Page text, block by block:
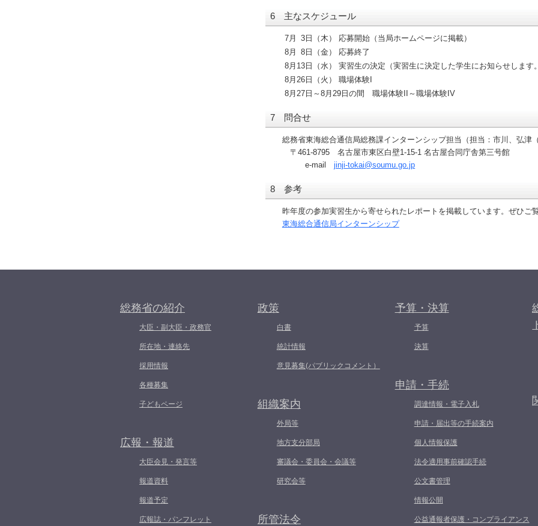
6 主なスケジュール
7月 3日（木） 応募開始（当局ホームページに掲載）
8月 8日（金） 応募終了
8月13日（水） 実習生の決定（実習生に決定した学生にお知らせします
8月26日（火） 職場体験I
8月27日～8月29日の間 職場体験II～職場体験IV
7 問合せ
総務省東海総合通信局総務課インターンシップ担当（担当：市川、弘津
〒461-8795 名古屋市東区白壁1-15-1 名古屋合同庁舎第三号館
e-mailjinji-tokai@soumu.go.jp
8 参考
昨年度の参加実習生から寄せられたレポートを掲載しています。ぜひご
東海総合通信局インターンシップ
総務省の紹介
大臣・副大臣・政務官
所在地・連絡先
採用情報
各種募集
子どもページ
広報・報道
大臣会見・発言等
報道資料
報道予定
広報誌・パンフレット
政策
白書
統計情報
意見募集(パブリックコメント）
組織案内
外局等
地方支分部局
審議会・委員会・会議等
研究会等
所管法令
予算・決算
予算
決算
申請・手続
調達情報・電子入札
申請・届出等の手続案内
個人情報保護
法令適用事前確認手続
公文書管理
情報公開
公益通報者保護・コンプライアンス